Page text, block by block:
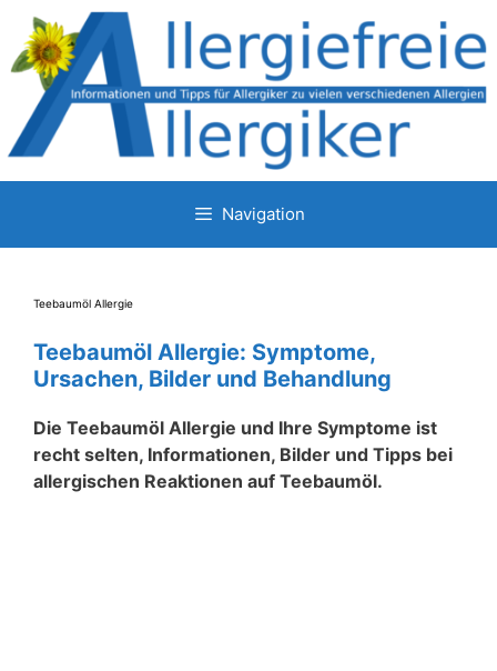
Zum
Inhalt
springen
Navigation
Teebaumöl Allergie
Teebaumöl Allergie: Symptome,
Ursachen, Bilder und Behandlung
Die Teebaumöl Allergie und Ihre Symptome ist
recht selten, Informationen, Bilder und Tipps bei
allergischen Reaktionen auf Teebaumöl.